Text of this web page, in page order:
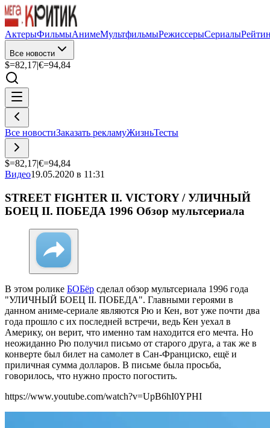
АктерыФильмыАнимеМультфильмыРежиссерыСериалы
Все новости
$=82,17|€=94,84
Все новостиЗаказать рекламуЖизньТесты
$=82,17|€=94,84
Видео19.05.2020 в 11:31
STREET FIGHTER II. VICTORY / УЛИЧНЫЙ
БОЕЦ II. ПОБЕДА 1996 Обзор мультсериала
В этом ролике БОБёр сделал обзор мультсериала 1996 года
"УЛИЧНЫЙ БОЕЦ II. ПОБЕДА". Главными героями в
данном аниме-сериале являются Рю и Кен, вот уже почти два
года прошло с их последней встречи, ведь Кен уехал в
Америку, он верит, что именно там находится его мечта. Но
неожиданно Рю получил письмо от старого друга, а так же в
конверте был билет на самолет в Сан-Франциско, ещё и
приличная сумма долларов. В письме была просьба,
говорилось, что нужно просто погостить.
https://www.youtube.com/watch?v=UpB6hI0YPHI